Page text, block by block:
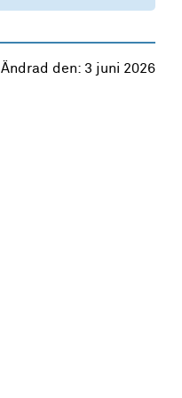
Ändrad den: 3 juni 2026